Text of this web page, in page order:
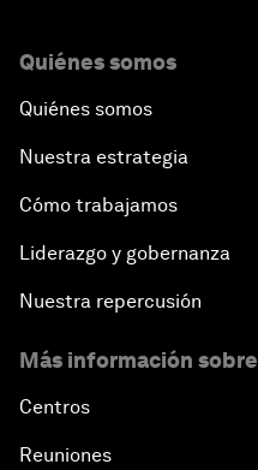
Quiénes somos
Quiénes somos
Nuestra estrategia
Cómo trabajamos
Liderazgo y gobernanza
Nuestra repercusión
Más información
Centros
Reuniones